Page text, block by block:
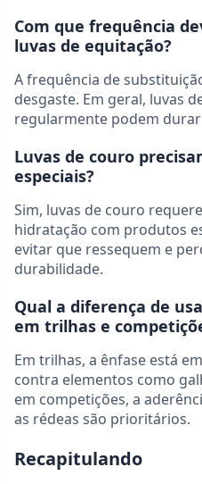
Com que frequência
luvas de equitação?
A frequência de
desgaste. Em geral, luvas
regularmente podem durar
Luvas de couro
especiais?
Sim, luvas de couro
hidratação com produtos
evitar que ressequem e
durabilidade.
Qual a diferença de
em trilhas e
Em trilhas, a ênfase está
contra elementos como
em competições, a
as rédeas são prioritários.
Recapitulando